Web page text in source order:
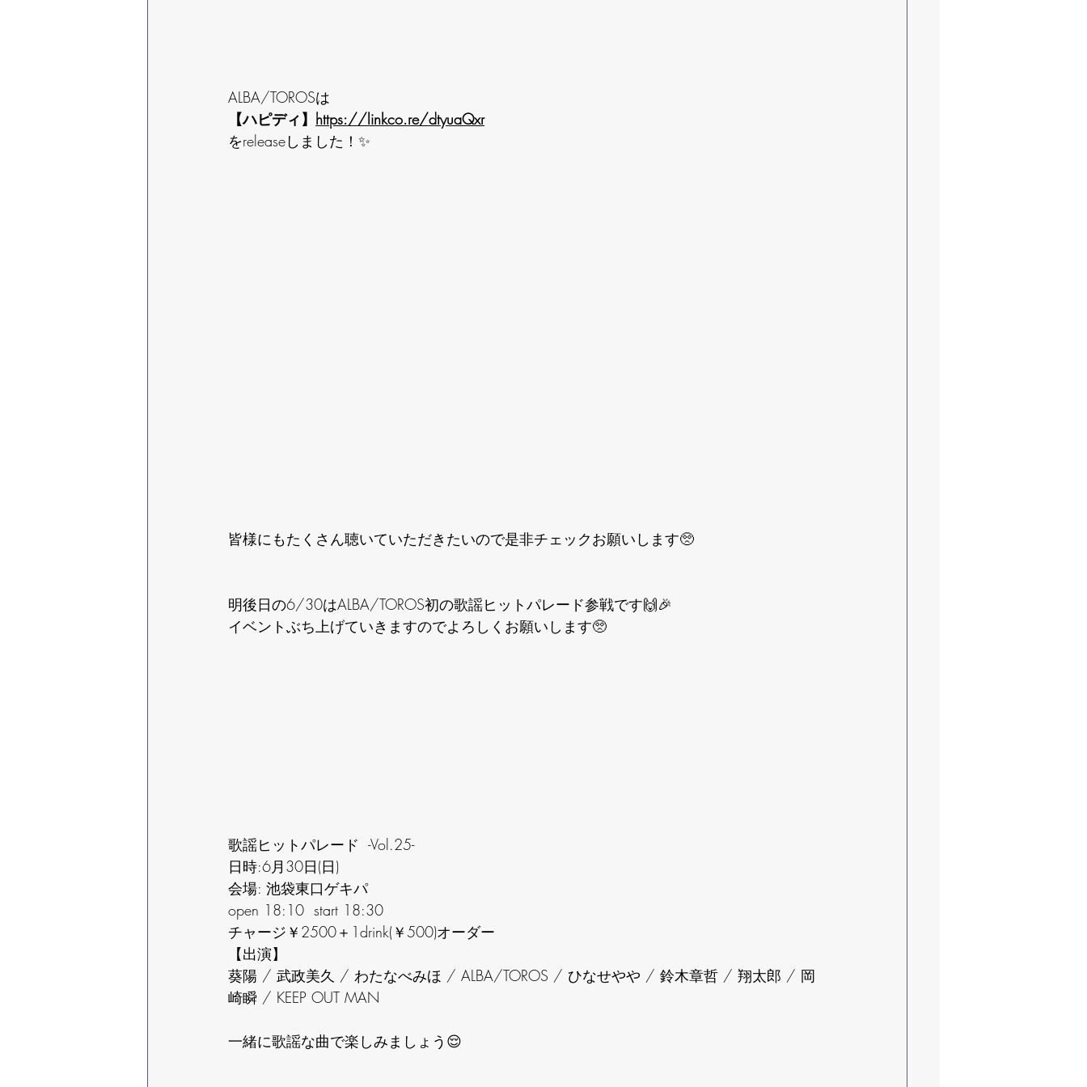
ALBA/TOROSは
【ハピディ】 https://linkco.re/dtyuaQxr
をreleaseしました！✨
皆様にもたくさん聴いていただきたいので是非チェックお願いします🥺
明後日の6/30はALBA/TOROS初の歌謡ヒットパレード参戦です🙌🎉
イベントぶち上げていきますのでよろしくお願いします🥺
歌謡ヒットパレード  -Vol.25-
日時:6月30日(日)
会場: 池袋東口ゲキパ
open 18:10  start 18:30
チャージ￥2500＋1drink(￥500)オーダー
【出演】
葵陽 / 武政美久 / わたなべみほ / ALBA/TOROS / ひなせやや / 鈴木章哲 / 翔太郎 / 岡
崎瞬 / KEEP OUT MAN
一緒に歌謡な曲で楽しみましょう😌